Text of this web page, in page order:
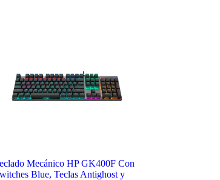
Mecánico HP GK400F Con
Blue, Teclas Antighost y